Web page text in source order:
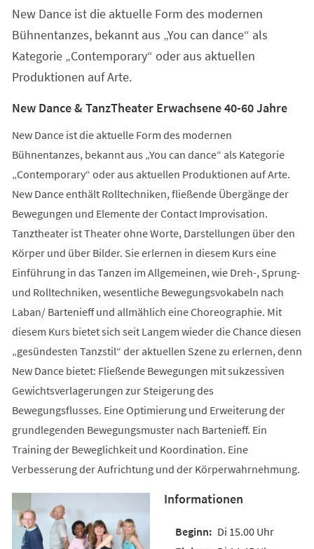
New Dance ist die aktuelle Form des modernen
Bühnentanzes, bekannt aus „You can dance“ als
Kategorie „Contemporary“ oder aus aktuellen
Produktionen auf Arte.
New Dance & TanzTheater Erwachsene 40-60 Jahre
New Dance ist die aktuelle Form des modernen
Bühnentanzes, bekannt aus „You can dance“ als Kategorie
„Contemporary“ oder aus aktuellen Produktionen auf Arte.
New Dance enthält Rolltechniken, fließende Übergänge der
Bewegungen und Elemente der Contact Improvisation.
Tanztheater ist Theater ohne Worte, Darstellungen über den
Körper und über Bilder. Sie erlernen in diesem Kurs eine
Einführung in das Tanzen im Allgemeinen, wie Dreh-, Sprung-
und Rolltechniken, wesentliche Bewegungsvokabeln nach
Laban/ Bartenieff und allmählich eine Choreographie. Mit
diesem Kurs bietet sich seit Langem wieder die Chance diesen
„gesündesten Tanzstil“ der aktuellen Szene zu erlernen, denn
New Dance bietet: Fließende Bewegungen mit sukzessiven
Gewichtsverlagerungen zur Steigerung des
Bewegungsflusses. Eine Optimierung und Erweiterung der
grundlegenden Bewegungsmuster nach Bartenieff. Ein
Training der Beweglichkeit und Koordination. Eine
Verbesserung der Aufrichtung und der Körperwahrnehmung.
Informationen
Di 15.00 Uhr